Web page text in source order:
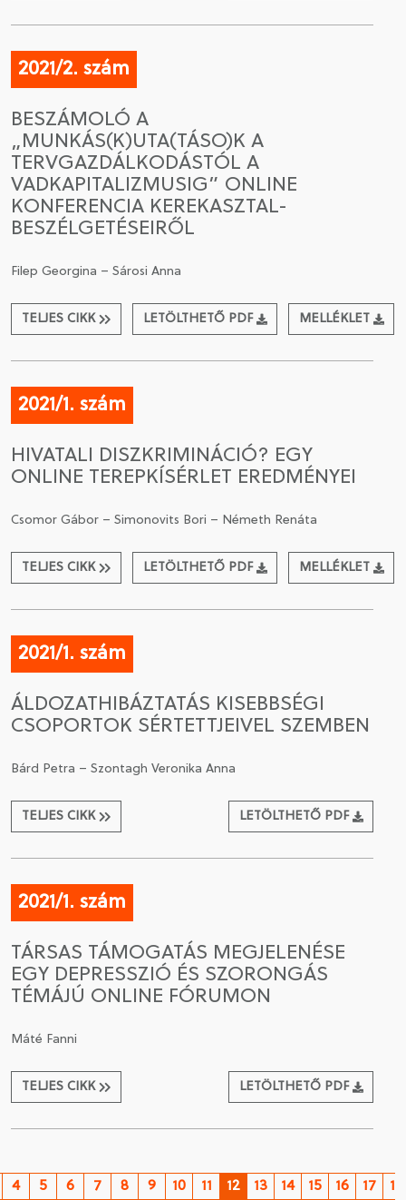
2021/2. szám
BESZÁMOLÓ A
„MUNKÁS(K)UTA(TÁSO)K A
TERVGAZDÁLKODÁSTÓL A
VADKAPITALIZMUSIG” ONLINE
KONFERENCIA KEREKASZTAL-
BESZÉLGETÉSEIRŐL
Filep Georgina – Sárosi Anna
TELJES CIKK LETÖLTHETŐ PDF MELLÉKLET
2021/1. szám
HIVATALI DISZKRIMINÁCIÓ? EGY
ONLINE TEREPKÍSÉRLET EREDMÉNYEI
Csomor Gábor – Simonovits Bori – Németh Renáta
TELJES CIKK LETÖLTHETŐ PDF MELLÉKLET
2021/1. szám
ÁLDOZATHIBÁZTATÁS KISEBBSÉGI
CSOPORTOK SÉRTETTJEIVEL SZEMBEN
Bárd Petra – Szontagh Veronika Anna
TELJES CIKK LETÖLTHETŐ PDF
2021/1. szám
TÁRSAS TÁMOGATÁS MEGJELENÉSE
EGY DEPRESSZIÓ ÉS SZORONGÁS
TÉMÁJÚ ONLINE FÓRUMON
Máté Fanni
TELJES CIKK LETÖLTHETŐ PDF
4 5 6 7 8 9 10 11 12 13 14 15 16 17 18